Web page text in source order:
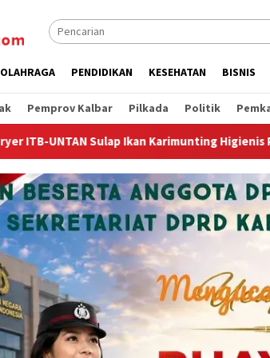
OLAHRAGA PENDIDIKAN KESEHATAN BISNIS
Pemprov Kalbar Pilkada Politik
Premium Wagub Krisantus